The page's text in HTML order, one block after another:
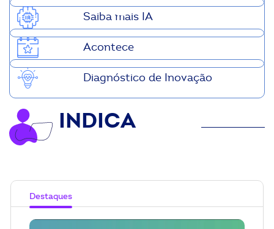
Saiba mais IA
Acontece
Diagnóstico de Inovação
INDICA
Destaques